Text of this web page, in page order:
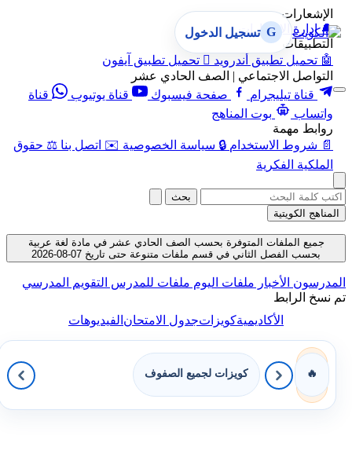
الإشعارات
🔔 إدارة الإشعارات
التطبيقات
🤖 تحميل تطبيق أندرويد  تحميل تطبيق آيفون
التواصل الاجتماعي | الصف الحادي عشر
قناة تيليجرام
صفحة فيسبوك قناة يوتيوب
قناة
واتساب
بوت المناهج
روابط مهمة
📄 شروط الاستخدام 🔒 سياسة الخصوصية ✉️ اتصل بنا ⚖️ حقوق
الملكية الفكرية
G تسجيل الدخول
بحث
المناهج الكويتية
جميع الملفات المتوفرة بحسب الصف الحادي عشر في مادة لغة عربية
بحسب الفصل الثاني في قسم ملفات متنوعة حتى تاريخ 07-08-2026
المدرسون الأخبار ملفات اليوم ملفات للمدرس التقويم المدرسي
تم نسخ الرابط
الأكاديميةكويزاتجدول الامتحانالفيديوهات
🔥 كويزات لجميع الصفوف